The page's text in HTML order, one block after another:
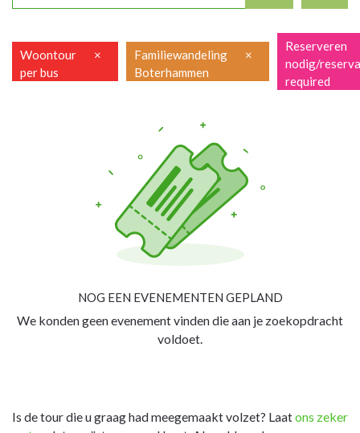
Woontour
per bus
×
Familiewandeling
Boterhammen
×
Reserveren
nodig/
required
NOG EEN EVENEMENTEN GEPLAND
We konden geen evenement vinden die aan je zoekopdracht
voldoet.
Is de tour die u graag had meegemaakt volzet? Laatons zeker